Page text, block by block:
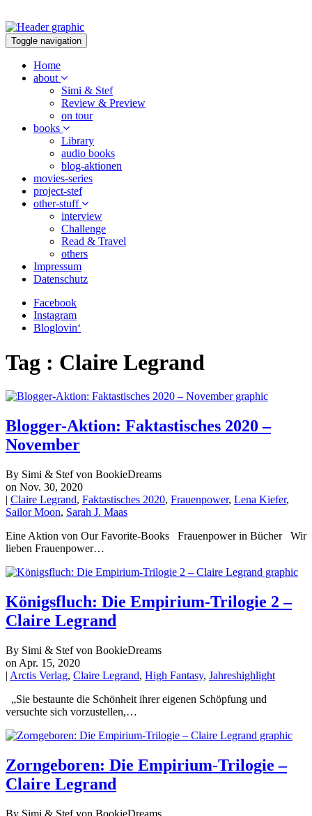
Toggle navigation
Home
about
Simi & Stef
Review & Preview
on tour
books
Library
audio books
blog-aktionen
movies-series
project-stef
other-stuff
interview
Challenge
Read & Travel
others
Impressum
Datenschutz
Facebook
Instagram
Bloglovin‘
Tag : Claire Legrand
Blogger-Aktion: Faktastisches 2020 –
November
By Simi & Stef von BookieDreams
on Nov. 30, 2020
| Claire Legrand, Faktastisches 2020, Frauenpower, Lena Kiefer,
Sailor Moon, Sarah J. Maas
Eine Aktion von Our Favorite-Books Frauenpower in Bücher Wir
lieben Frauenpower…
Königsfluch: Die Empirium-Trilogie 2 –
Claire Legrand
By Simi & Stef von BookieDreams
on Apr. 15, 2020
| Arctis Verlag, Claire Legrand, High Fantasy, Jahreshighlight
„Sie bestaunte die Schönheit ihrer eigenen Schöpfung und
versuchte sich vorzustellen,…
Zorngeboren: Die Empirium-Trilogie –
Claire Legrand
By Simi & Stef von BookieDreams